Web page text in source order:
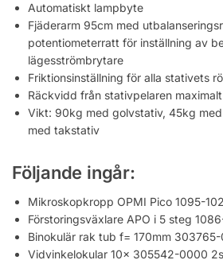
Automatiskt lampbyte
Fjäderarm 95cm med
potentiometerratt för inställning av
lägesströmbrytare
Friktionsinställning för alla stativets
Räckvidd från stativpelaren
Vikt: 90kg med golvstativ, 45kg
med takstativ
Följande ingår:
Mikroskopkropp OPMI Pico 1095-102
Förstoringsväxlare APO i 5 steg
Binokulär rak tub f= 170mm
Vidvinkelokular 10x 305542-0000